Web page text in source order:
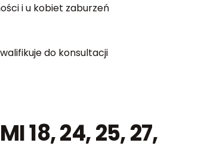
i u kobiet zaburzeń
do konsultacji
18, 24, 25, 27,